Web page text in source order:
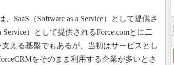
SaaS（Software as a Service）として提供さ
Service）として提供されるForce.comとに二
支える基盤でもあるが、当初はサービスとし
をそのまま利用する企業が多いとさ